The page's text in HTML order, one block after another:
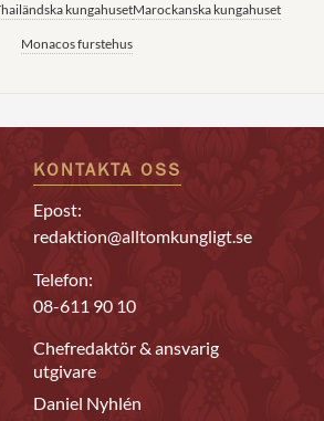
kungahusetMarockanska kungahuset
Monacos furstehus
KONTAKTA OSS
Epost:
redaktion@alltomkungligt.se
Telefon:
08-611 90 10
Chefredaktör & ansvarig
utgivare
Daniel Nyhlén